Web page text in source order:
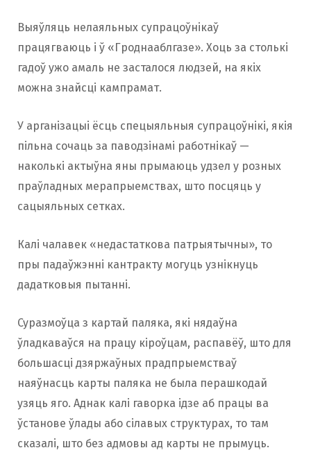
Выяўляць нелаяльных супрацоўнікаў
працягваюць і ў «Гроднааблгазе». Хоць за столькі
гадоў ужо амаль не засталося людзей, на якіх
можна знайсці кампрамат.
У арганізацыі ёсць спецыяльныя супрацоўнікі, якія
пільна сочаць за паводзінамі работнікаў —
наколькі актыўна яны прымаюць удзел у розных
праўладных мерапрыемствах, што посцяць у
сацыяльных сетках.
Калі чалавек «недастаткова патрыятычны», то
пры падаўжэнні кантракту могуць узнікнуць
дадатковыя пытанні.
Суразмоўца з картай паляка, які нядаўна
ўладкаваўся на працу кіроўцам, распавёў, што для
большасці дзяржаўных прадпрыемстваў
наяўнасць карты паляка не была перашкодай
узяць яго. Аднак калі гаворка ідзе аб працы ва
ўстанове ўлады або сілавых структурах, то там
сказалі, што без адмовы ад карты не прымуць.